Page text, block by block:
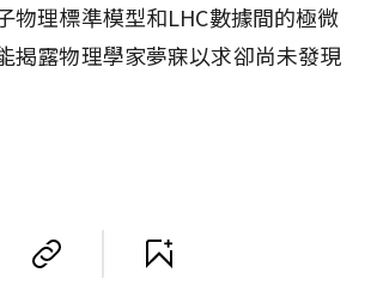
物理標準模型和LHC數據間的極微
揭露物理學家夢寐以求卻尚未發現